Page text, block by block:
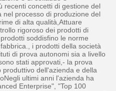
recenti concetti di gestione del
nel processo di produzione del
di alta qualità,Attuare
rigoroso dei prodotti di
soddisfino le norme
i prodotti della società
di prova autonomi sia a livello
stati approvati,- la prova
dell'azienda e della
ultimi anni l'azienda ha
Enterprise", "Top 100